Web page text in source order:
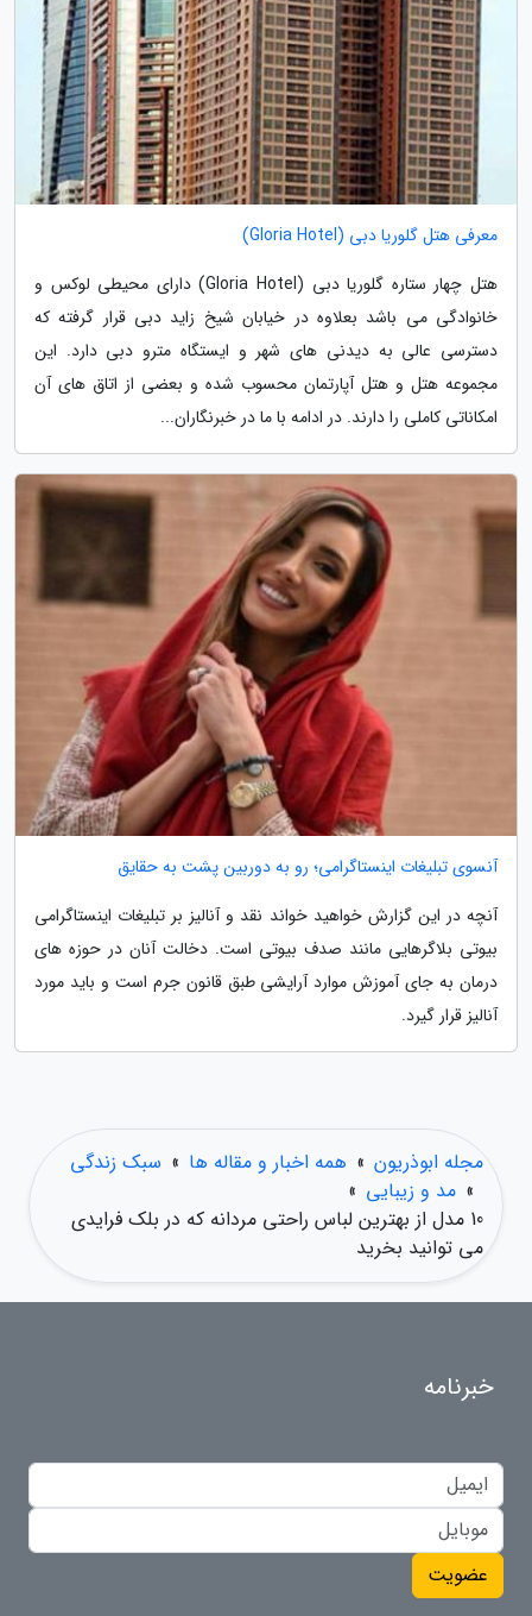
معرفی هتل گلوریا دبی (Gloria Hotel)
هتل چهار ستاره گلوریا دبی (Gloria Hotel) دارای محیطی لوکس و
خانوادگی می باشد بعلاوه در خیابان شیخ زاید دبی قرار گرفته که
دسترسی عالی به دیدنی های شهر و ایستگاه مترو دبی دارد. این
مجموعه هتل و هتل آپارتمان محسوب شده و بعضی از اتاق های آن
امکاناتی کاملی را دارند. در ادامه با ما در خبرنگاران...
آنسوی تبلیغات اینستاگرامی؛ رو به دوربین پشت به حقایق
آنچه در این گزارش خواهید خواند نقد و آنالیز بر تبلیغات اینستاگرامی
بیوتی بلاگرهایی مانند صدف بیوتی است. دخالت آنان در حوزه های
درمان به جای آموزش موارد آرایشی طبق قانون جرم است و باید مورد
آنالیز قرار گیرد.
مجله ابوذریون » همه اخبار و مقاله ها » سبک زندگی
» مد و زیبایی »
10 مدل از بهترین لباس راحتی مردانه که در بلک فرایدی
می توانید بخرید
خبرنامه
عضویت